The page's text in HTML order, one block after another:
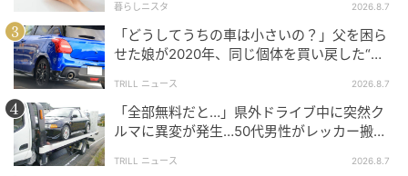
下り坂の場合
暮らしニスタ 2026.8.7
「どうしてうちの車は小さいの？」父を困ら
せた娘が2020年、同じ個体を買い戻した“意
TRILL ニュース 2026.8.7
「全部無料だと…」県外ドライブ中に突然ク
ルマに異変が発生…50代男性がレッカー搬送
TRILL ニュース 2026.8.7